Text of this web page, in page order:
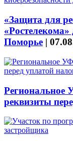
«Защита для
«Ростелекома»
Поморье |
Региональное
реквизиты